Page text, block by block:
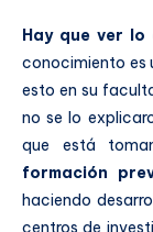
Hay que ver lo
conocimiento es
esto en su
no se lo
que está
formación
haciendo
centros de